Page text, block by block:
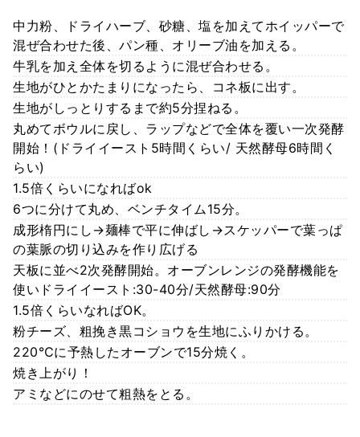
中力粉、ドライハーブ、砂糖、塩を加えてホイッパーで
混ぜ合わせた後、パン種、オリーブ油を加える。
牛乳を加え全体を切るように混ぜ合わせる。
生地がひとかたまりになったら、コネ板に出す。
生地がしっとりするまで約5分捏ねる。
丸めてボウルに戻し、ラップなどで全体を覆い一次発酵
開始！(ドライイースト5時間くらい/ 天然酵母6時間く
らい)
1.5倍くらいになればok
6つに分けて丸め、ベンチタイム15分。
成形楕円にし→麺棒で平に伸ばし→スケッパーで葉っぱ
の葉脈の切り込みを作り広げる
天板に並べ2次発酵開始。オーブンレンジの発酵機能を
使いドライイースト:30-40分/天然酵母:90分
1.5倍くらいなればOK。
粉チーズ、粗挽き黒コショウを生地にふりかける。
220℃に予熱したオーブンで15分焼く。
焼き上がり！
アミなどにのせて粗熱をとる。